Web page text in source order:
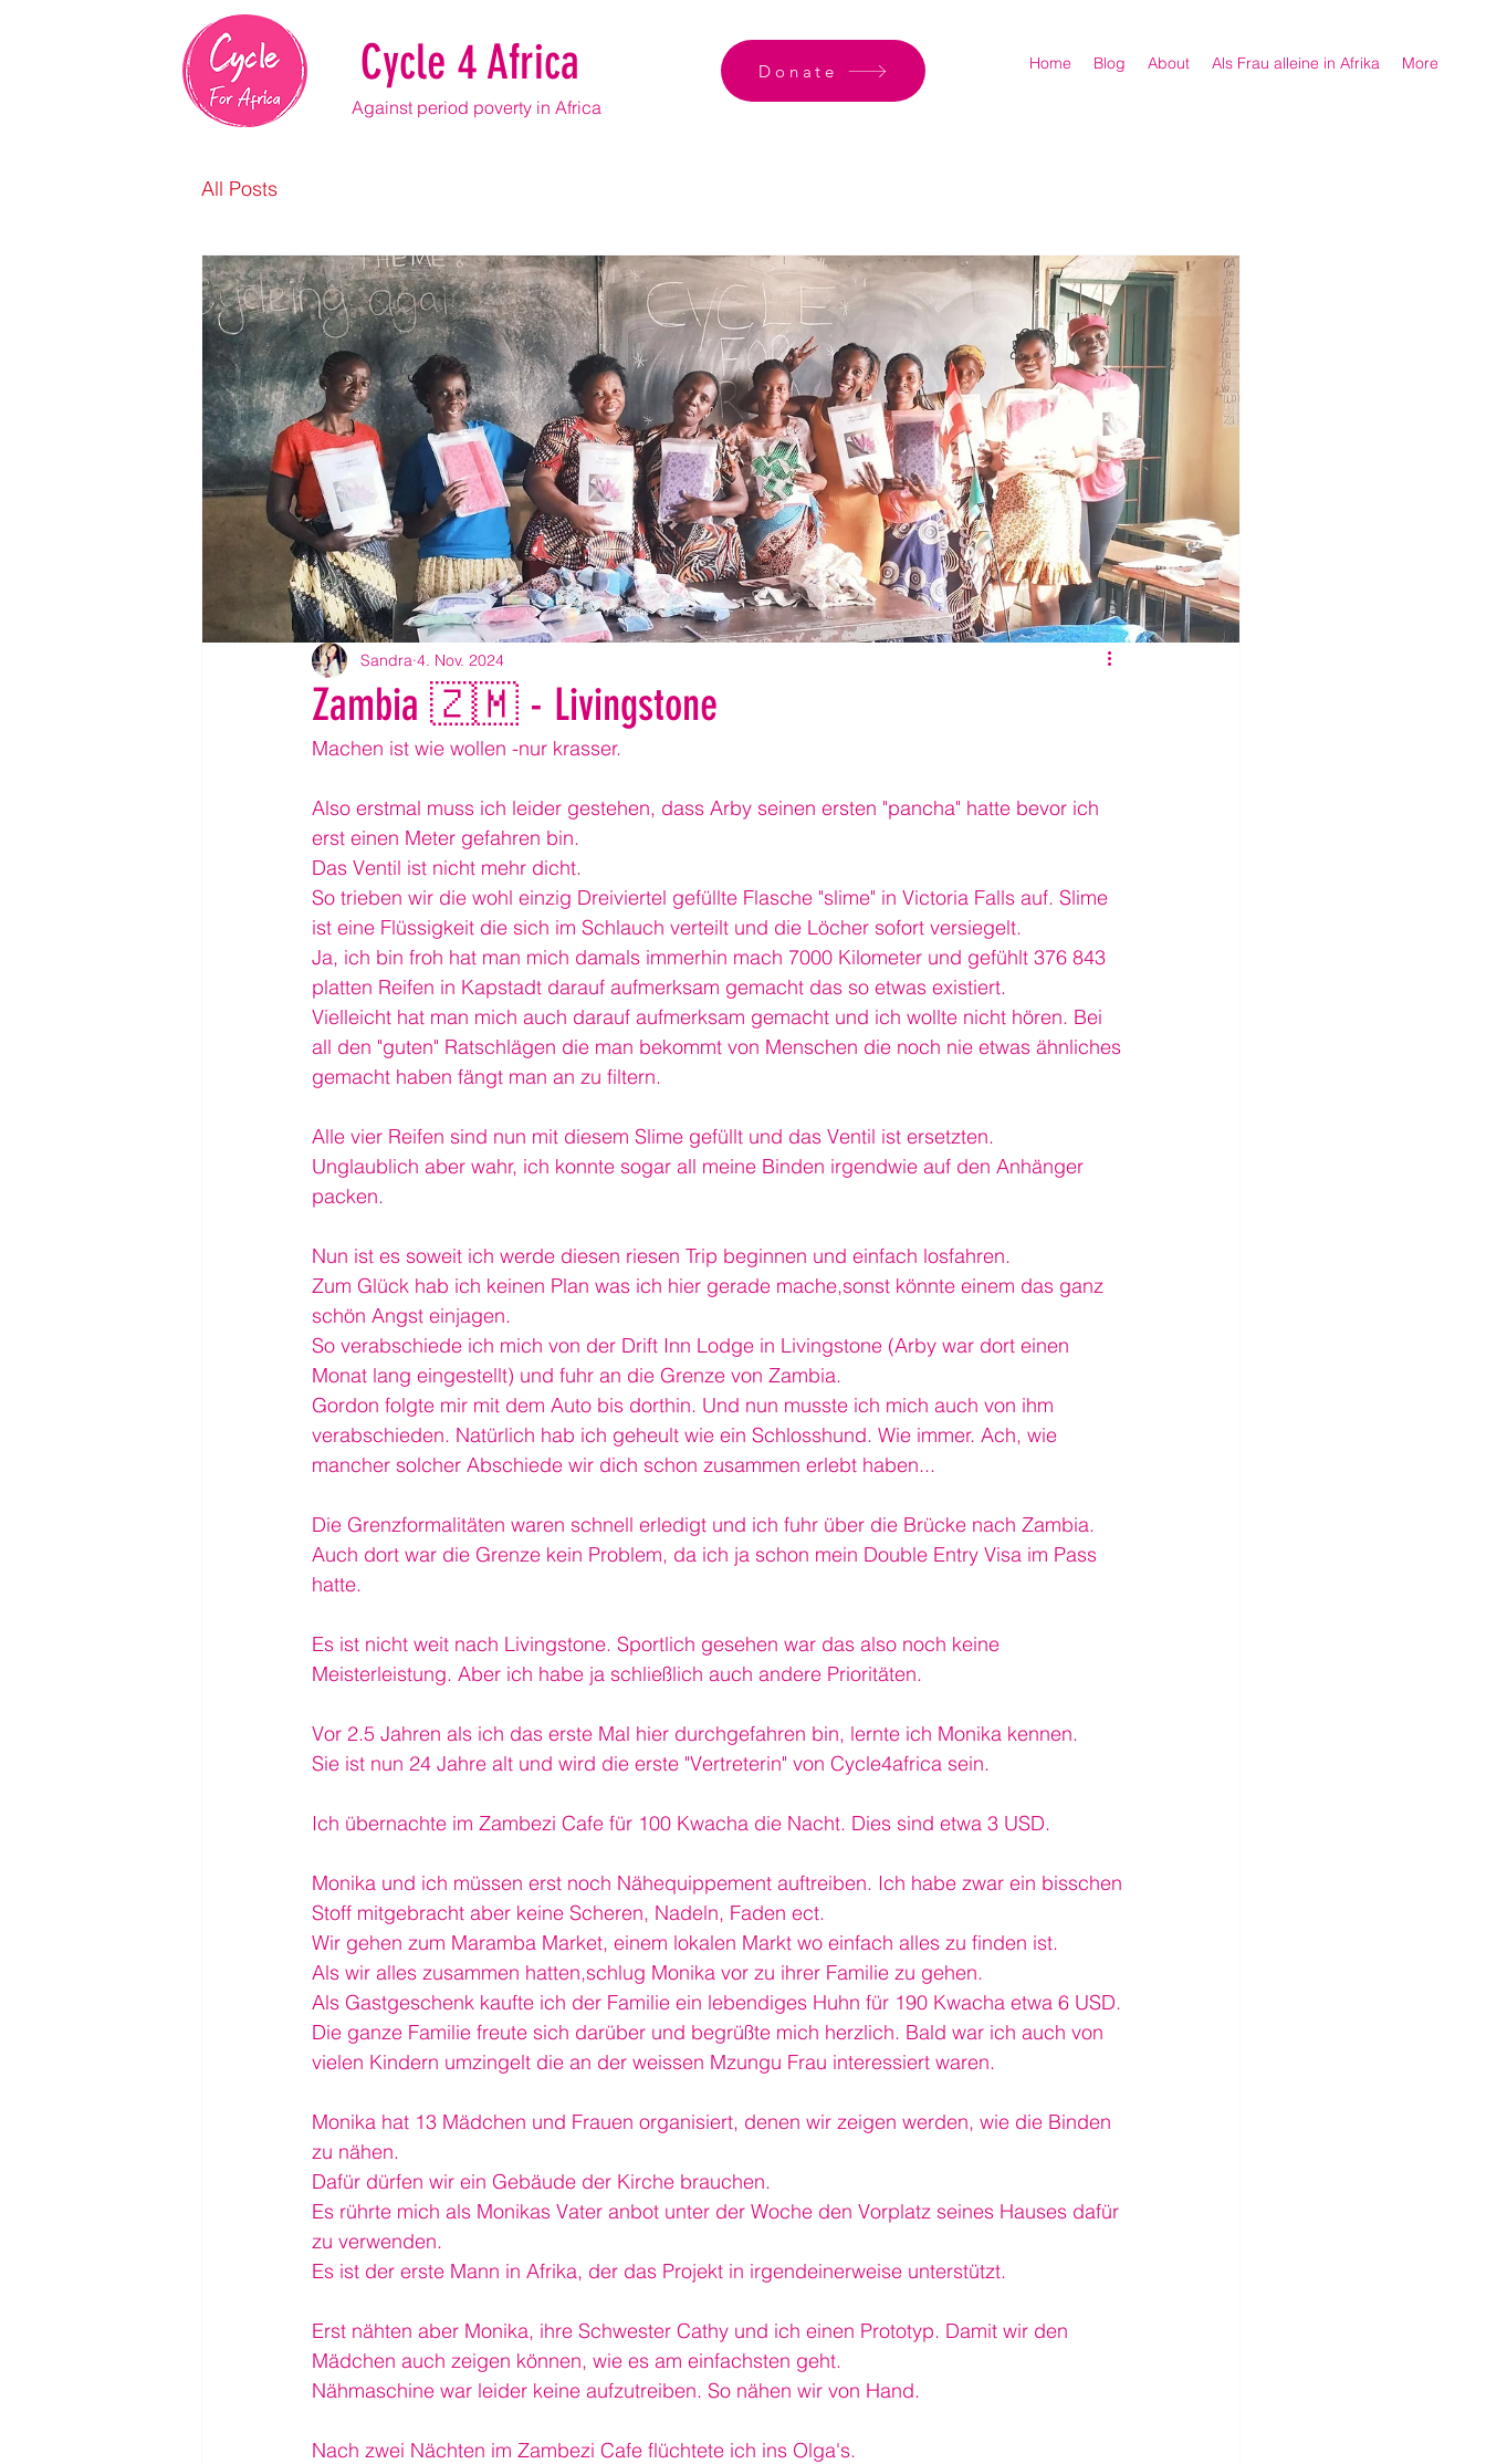
Home Blog About Als Frau alleine in Afrika More
Against period poverty in Africa
Cycle 4 Africa Donate
All Posts
Zambia 🇿🇲 - Livingstone
Sandra 4. Nov. 2024
Machen ist wie wollen -nur krasser.
Also erstmal muss ich leider gestehen, dass Arby seinen ersten "pancha" hatte bevor ich
erst einen Meter gefahren bin.
Das Ventil ist nicht mehr dicht.
So trieben wir die wohl einzig Dreiviertel gefüllte Flasche "slime" in Victoria Falls auf. Slime
ist eine Flüssigkeit die sich im Schlauch verteilt und die Löcher sofort versiegelt.
Ja, ich bin froh hat man mich damals immerhin mach 7000 Kilometer und gefühlt 376 843
platten Reifen in Kapstadt darauf aufmerksam gemacht das so etwas existiert.
Vielleicht hat man mich auch darauf aufmerksam gemacht und ich wollte nicht hören. Bei
all den "guten" Ratschlägen die man bekommt von Menschen die noch nie etwas ähnliches
gemacht haben fängt man an zu filtern.
Alle vier Reifen sind nun mit diesem Slime gefüllt und das Ventil ist ersetzten.
Unglaublich aber wahr, ich konnte sogar all meine Binden irgendwie auf den Anhänger
packen.
Nun ist es soweit ich werde diesen riesen Trip beginnen und einfach losfahren.
Zum Glück hab ich keinen Plan was ich hier gerade mache,sonst könnte einem das ganz
schön Angst einjagen.
So verabschiede ich mich von der Drift Inn Lodge in Livingstone (Arby war dort einen
Monat lang eingestellt) und fuhr an die Grenze von Zambia.
Gordon folgte mir mit dem Auto bis dorthin. Und nun musste ich mich auch von ihm
verabschieden. Natürlich hab ich geheult wie ein Schlosshund. Wie immer. Ach, wie
mancher solcher Abschiede wir dich schon zusammen erlebt haben...
Die Grenzformalitäten waren schnell erledigt und ich fuhr über die Brücke nach Zambia.
Auch dort war die Grenze kein Problem, da ich ja schon mein Double Entry Visa im Pass
hatte.
Es ist nicht weit nach Livingstone. Sportlich gesehen war das also noch keine
Meisterleistung. Aber ich habe ja schließlich auch andere Prioritäten.
Vor 2.5 Jahren als ich das erste Mal hier durchgefahren bin, lernte ich Monika kennen.
Sie ist nun 24 Jahre alt und wird die erste "Vertreterin" von Cycle4africa sein.
Ich übernachte im Zambezi Cafe für 100 Kwacha die Nacht. Dies sind etwa 3 USD.
Monika und ich müssen erst noch Nähequippement auftreiben. Ich habe zwar ein bisschen
Stoff mitgebracht aber keine Scheren, Nadeln, Faden ect.
Wir gehen zum Maramba Market, einem lokalen Markt wo einfach alles zu finden ist.
Als wir alles zusammen hatten,schlug Monika vor zu ihrer Familie zu gehen.
Als Gastgeschenk kaufte ich der Familie ein lebendiges Huhn für 190 Kwacha etwa 6 USD.
Die ganze Familie freute sich darüber und begrüßte mich herzlich. Bald war ich auch von
vielen Kindern umzingelt die an der weissen Mzungu Frau interessiert waren.
Monika hat 13 Mädchen und Frauen organisiert, denen wir zeigen werden, wie die Binden
zu nähen.
Dafür dürfen wir ein Gebäude der Kirche brauchen.
Es rührte mich als Monikas Vater anbot unter der Woche den Vorplatz seines Hauses dafür
zu verwenden.
Es ist der erste Mann in Afrika, der das Projekt in irgendeinerweise unterstützt.
Erst nähten aber Monika, ihre Schwester Cathy und ich einen Prototyp. Damit wir den
Mädchen auch zeigen können, wie es am einfachsten geht.
Nähmaschine war leider keine aufzutreiben. So nähen wir von Hand.
Nach zwei Nächten im Zambezi Cafe flüchtete ich ins Olga's.